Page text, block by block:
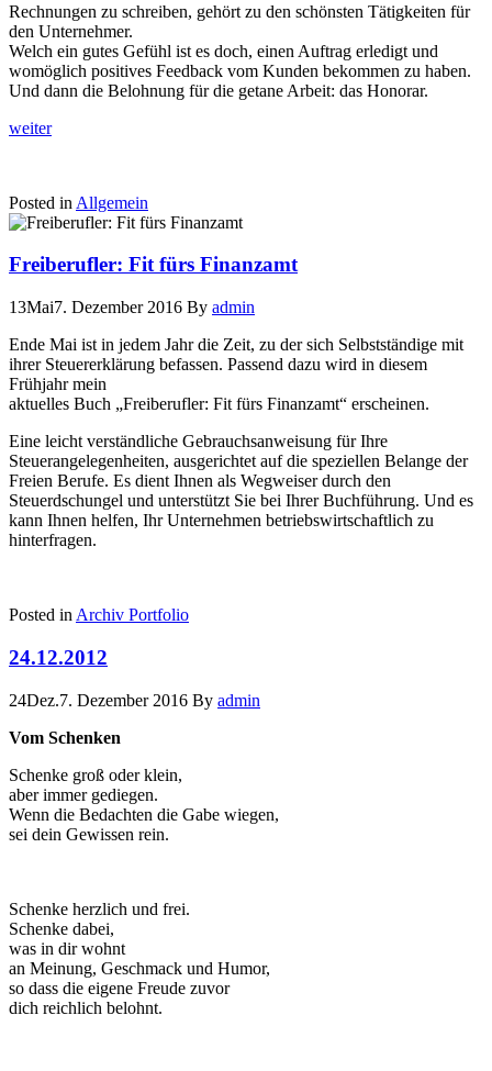
Rechnungen zu schreiben, gehört zu den schönsten Tätigkeiten für
den Unternehmer.
Welch ein gutes Gefühl ist es doch, einen Auftrag erledigt und
womöglich positives Feedback vom Kunden bekommen zu haben.
Und dann die Belohnung für die getane Arbeit: das Honorar.
weiter
Posted in Allgemein
Freiberufler: Fit fürs Finanzamt
13Mai7. Dezember 2016 By admin
Ende Mai ist in jedem Jahr die Zeit, zu der sich Selbstständige mit
ihrer Steuererklärung befassen. Passend dazu wird in diesem
Frühjahr mein
aktuelles Buch „Freiberufler: Fit fürs Finanzamt“ erscheinen.
Eine leicht verständliche Gebrauchsanweisung für Ihre
Steuerangelegenheiten, ausgerichtet auf die speziellen Belange der
Freien Berufe. Es dient Ihnen als Wegweiser durch den
Steuerdschungel und unterstützt Sie bei Ihrer Buchführung. Und es
kann Ihnen helfen, Ihr Unternehmen betriebswirtschaftlich zu
hinterfragen.
Posted in Archiv Portfolio
24.12.2012
24Dez.7. Dezember 2016 By admin
Vom Schenken
Schenke groß oder klein,
aber immer gediegen.
Wenn die Bedachten die Gabe wiegen,
sei dein Gewissen rein.
Schenke herzlich und frei.
Schenke dabei,
was in dir wohnt
an Meinung, Geschmack und Humor,
so dass die eigene Freude zuvor
dich reichlich belohnt.